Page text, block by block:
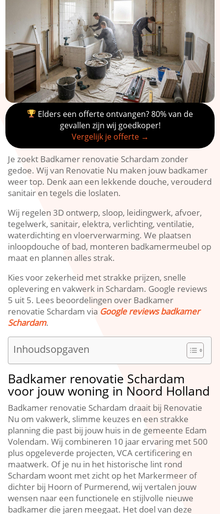
Elders een offerte ontvangen? 80% van de
gevallen zijn wij goedkoper!
Vergelijk je offerte →
Je zoekt Badkamer renovatie Schardam zonder
gedoe.​ Wij van Renovatie Nu maken jouw badkamer
weer top.​ Denk aan een lekkende douche, verouderd
sanitair en tegels die loslaten.​
Wij regelen 3D ontwerp, sloop, leidingwerk, afvoer,
tegelwerk, sanitair, elektra, verlichting, ventilatie,
waterdichting en vloerverwarming.​ We plaatsen
inloopdouche of bad, monteren badkamermeubel op
maat en plannen alles strak.​
Kies voor zekerheid met strakke prijzen, snelle
oplevering en vakwerk in Schardam.​ Google reviews
5 uit 5.​ Lees beoordelingen over Badkamer
renovatie Schardam via Google reviews badkamer
Schardam.​
Inhoudsopgaven
Badkamer renovatie Schardam
voor jouw woning in Noord Holland
Badkamer renovatie Schardam draait bij Renovatie
Nu om vakwerk, slimme keuzes en een strakke
planning die past bij jouw huis in de gemeente Edam
Volendam.​ Wij combineren 10 jaar ervaring met 500
plus opgeleverde projecten, VCA certificering en
maatwerk.​ Of je nu in het historische lint rond
Schardam woont met zicht op het Markermeer of
dichter bij Hoorn of Purmerend, wij vertalen jouw
wensen naar een functionele en stijlvolle nieuwe
badkamer die jaren meegaat.​ Het doel van deze